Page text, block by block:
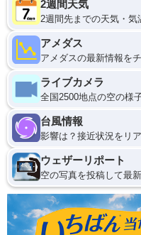
2週間天気
2週間先までの天気・気
アメダス
アメダスの最新情報を
ライブカメラ
全国2500地点の空の様
台風情報
影響は？接近状況をリ
ウェザーリポート
空の写真を投稿して最